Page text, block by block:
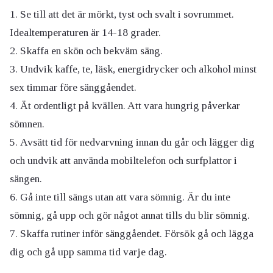
Se till att det är mörkt, tyst och svalt i sovrummet.
Idealtemperaturen är 14-18 grader.
Skaffa en skön och bekväm säng.
Undvik kaffe, te, läsk, energidrycker och alkohol minst
sex timmar före sänggåendet.
Ät ordentligt på kvällen. Att vara hungrig påverkar
sömnen.
Avsätt tid för nedvarvning innan du går och lägger dig
och undvik att använda mobiltelefon och surfplattor i
sängen.
Gå inte till sängs utan att vara sömnig. Är du inte
sömnig, gå upp och gör något annat tills du blir sömnig.
Skaffa rutiner inför sänggåendet. Försök gå och lägga
dig och gå upp samma tid varje dag.